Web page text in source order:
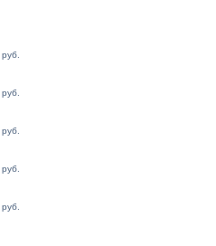
руб.
руб.
руб.
руб.
руб.